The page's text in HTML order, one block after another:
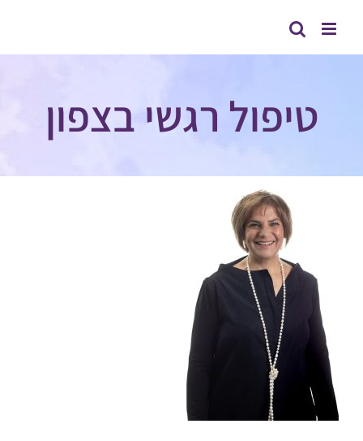
טיפול רגשי בצפון